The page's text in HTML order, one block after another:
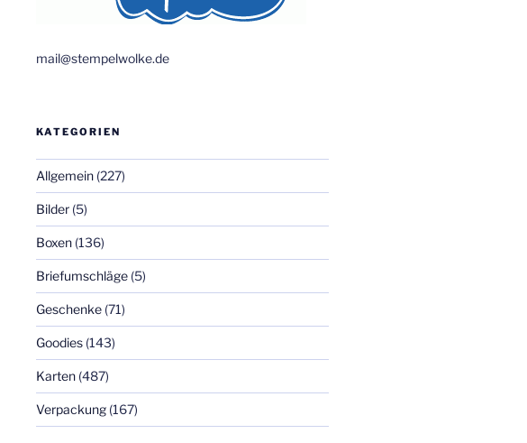
mail@stempelwolke.de
KATEGORIEN
Allgemein(227)
Bilder(5)
Boxen(136)
Briefumschläge(5)
Geschenke(71)
Goodies(143)
Karten(487)
Verpackung(167)